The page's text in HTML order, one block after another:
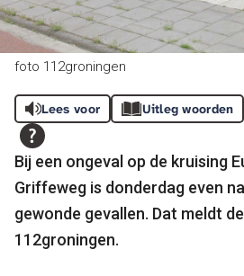
foto 112groningen
Lees voor Uitleg woorden
Bij een ongeval op de kruising
Griffeweg is donderdag even
gewonde gevallen. Dat meldt
112groningen.